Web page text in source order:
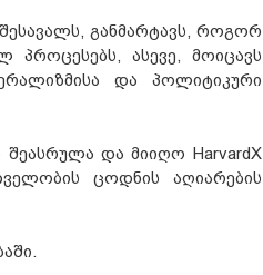
განმარტავს, როგორ
პროცესებს, ასევე, მოიცავს
და პოლიტიკური
და მიიღო HarvardX
ცოდნის აღიარების